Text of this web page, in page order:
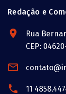
Redação e
Rua
CEP:
11